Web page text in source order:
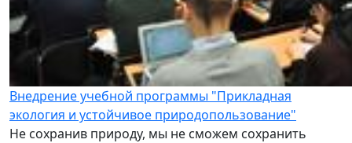
Внедрение учебной программы "Прикладная
экология и устойчивое природопользование"
Не сохранив природу, мы не сможем сохранить